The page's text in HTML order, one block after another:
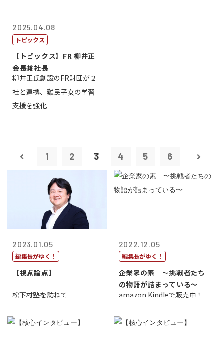
2025.04.08
トピックス
【トピックス】FR 柳井正
会長兼社長
柳井正氏創設のFR財団が２
社と連携、難民子女の学習
支援を強化
1 2 3 4 5 6
2023.01.05
編集長がゆく！
【視点論点】
松下村塾を訪ねて
2022.12.05
編集長がゆく！
企業家の素 〜挑戦者たち
の物語が詰まっている〜
amazon Kindleで販売中！